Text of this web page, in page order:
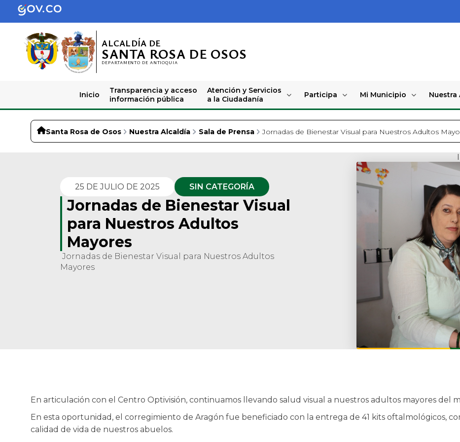
ALCALDÍA DE
SANTA ROSA DE OSOS
DEPARTAMENTO DE ANTIOQUIA
Inicio
Transparencia y acceso
información pública
Atención y Servicios
a la Ciudadanía
Participa Mi Municipio Nuestra
Santa Rosa de Osos Nuestra Alcaldía Sala de Prensa Jornadas de Bienestar Visual para Nuestros Adultos
25 DE JULIO DE 2025 SIN CATEGORÍA
Jornadas de Bienestar Visual
para Nuestros Adultos
Mayores
Jornadas de Bienestar Visual para Nuestros Adultos
Mayores
En articulación con el Centro Optivisión, continuamos llevando salud visual a nuestros adultos mayores del
En esta oportunidad, el corregimiento de Aragón fue beneficiado con la entrega de 41 kits oftalmológicos,
calidad de vida de nuestros abuelos.